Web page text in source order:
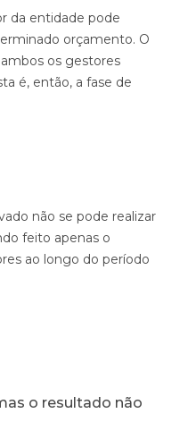
da entidade pode
orçamento. O
os gestores
é, então, a fase de
não se pode realizar
feito apenas o
ao longo do período
o resultado não